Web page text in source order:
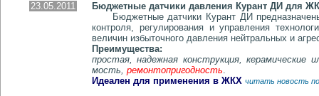
23.05.2011
Бюджетные датчики давления Курант ДИ для
Бюджетные датчики Курант ДИ предназначены
контроля, регулирования и управления
величин избыточного давления нейтральных и
Преимущества:
простая, на­деж­ная конст­рук­ция,
мость, ремонто­пригод­ность.
Идеален для применения в ЖКХ читать новость